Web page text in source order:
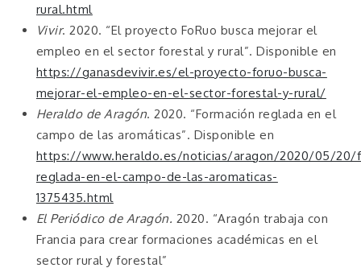
rural.html
Vivir. 2020. “El proyecto FoRuo busca mejorar el
empleo en el sector forestal y rural”. Disponible en
https://ganasdevivir.es/el-proyecto-foruo-busca-
mejorar-el-empleo-en-el-sector-forestal-y-rural/
Heraldo de Aragón. 2020. “Formación reglada en el
campo de las aromáticas”. Disponible en
https://www.heraldo.es/noticias/aragon/2020/05/20/
reglada-en-el-campo-de-las-aromaticas-
1375435.html
El Periódico de Aragón. 2020. “Aragón trabaja con
Francia para crear formaciones académicas en el
sector rural y forestal”